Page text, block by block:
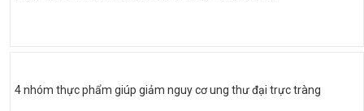
4 nhóm thực phẩm giúp giảm nguy cơ ung thư đại trực tràng